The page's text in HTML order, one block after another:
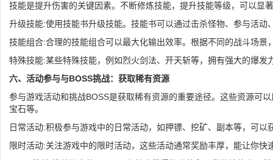
技能是提升伤害的关键因素。不断修炼技能，提升技能等级，可以显
升级技能:使用技能书升级技能。技能书可以通过击杀怪物、参与活动
技能组合:合理的技能组合可以最大化输出效率。根据不同的战斗场景
特殊技能:某些特殊技能，例如烈火剑法、开天斩等，拥有强大的爆发
六、活动参与与BOSS挑战：获取稀有资源
参与游戏活动和挑战BOSS是获取稀有资源的重要途径。这些资源可
宝石等。
日常活动:积极参与游戏中的日常活动，如押镖、挖矿、副本等，可以
限时活动:关注游戏中的限时活动，这些活动通常奖励丰厚，能让你快